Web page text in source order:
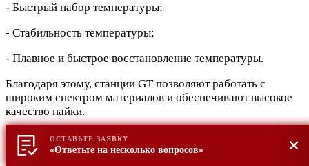
- Быстрый набор температуры;
- Стабильность температуры;
- Плавное и быстрое восстановление температуры.
Благодаря этому, станции GT позволяют работать с
широким спектром материалов и обеспечивают высокое
качество пайки.
Выше производительность. Больше выгоды.
ОСТАВЬТЕ ЗАЯВКУ
«Ответьте на несколько вопросов»